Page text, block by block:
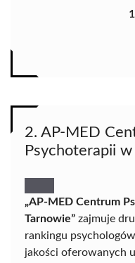
2. AP-MED
Psychoterapii
„AP-MED Centrum
Tarnowie” zajmuje
rankingu
jakości oferowanych